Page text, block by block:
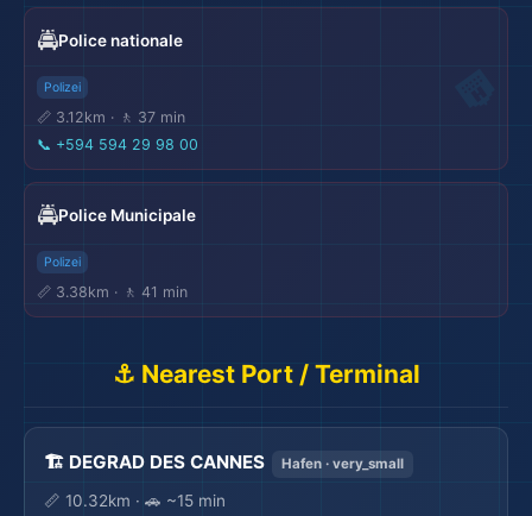
🚔Police nationale
Polizei
📏 3.12km · 🚶 37 min
📞 +594 594 29 98 00
🚔Police Municipale
Polizei
📏 3.38km · 🚶 41 min
⚓ Nearest Port / Terminal
🏗️ DEGRAD DES CANNES Hafen · very_small
📏 10.32km · 🚗 ~15 min